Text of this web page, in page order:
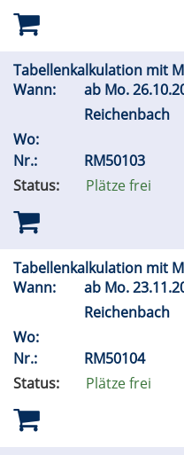
Tabellenkalkulation mit
Wann:
ab Mo.
Reichenbach
Wo:
Nr.:
RM50103
Status:
Plätze frei
Tabellenkalkulation mit
Wann:
ab Mo.
Reichenbach
Wo:
Nr.:
RM50104
Status:
Plätze frei